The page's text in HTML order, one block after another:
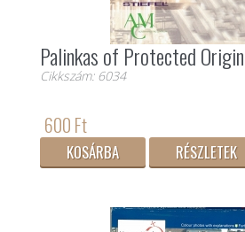
Palinkas of Protected Origin
Cikkszám: 6034
600 Ft
KOSÁRBA RÉSZLETEK